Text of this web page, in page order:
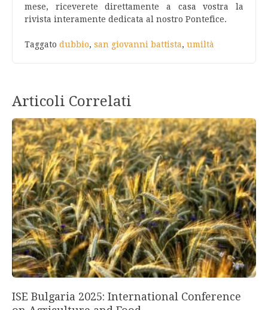
mese, riceverete direttamente a casa vostra la
rivista interamente dedicata al nostro Pontefice.
Taggato dubbio, san giovanni battista, umiltà
Articoli Correlati
ISE Bulgaria 2025: International Conference